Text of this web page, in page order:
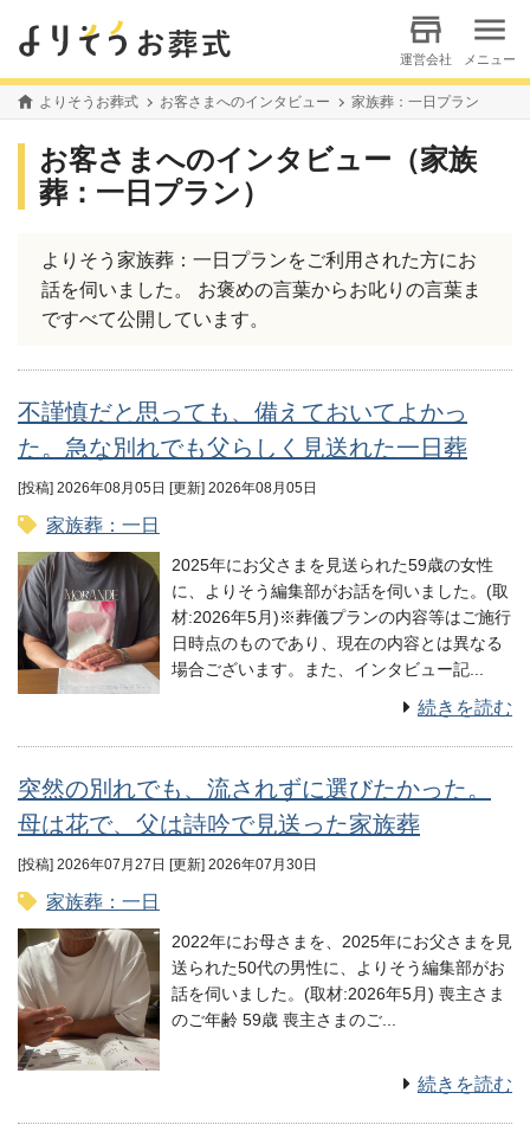
運営会社 メニュー
よりそうお葬式 お客さまへのインタビュー 家族葬：一日プラン
お客さまへのインタビュー（家族
葬：一日プラン）
よりそう家族葬：一日プランをご利用された方にお
話を伺いました。 お褒めの言葉からお叱りの言葉ま
ですべて公開しています。
不謹慎だと思っても、備えておいてよかっ
た。急な別れでも父らしく見送れた一日葬
[投稿] 2026年08月05日 [更新] 2026年08月05日
家族葬：一日
2025年にお父さまを見送られた59歳の女性
に、よりそう編集部がお話を伺いました。(取
材:2026年5月)※葬儀プランの内容等はご施行
日時点のものであり、現在の内容とは異なる
場合ございます。また、インタビュー記...
続きを読む
突然の別れでも、流されずに選びたかった。
母は花で、父は詩吟で見送った家族葬
[投稿] 2026年07月27日 [更新] 2026年07月30日
家族葬：一日
2022年にお母さまを、2025年にお父さまを見
送られた50代の男性に、よりそう編集部がお
話を伺いました。(取材:2026年5月) 喪主さま
のご年齢 59歳 喪主さまのご...
続きを読む